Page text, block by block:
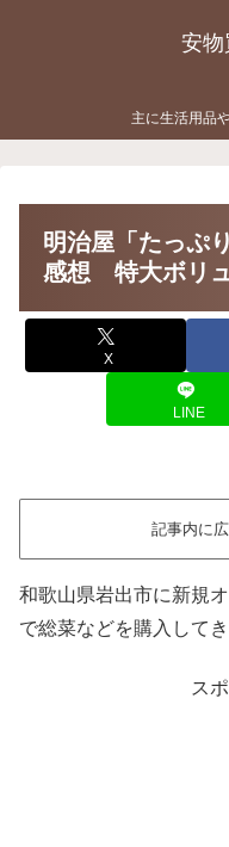
安物
主に生活用品
明治屋「たっぷ
感想 特大ボリ
X
LINE
記事内に
和歌山県岩出市に新規
で総菜などを購入してき
ス